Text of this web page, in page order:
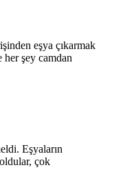
eşya çıkarmak
her şey camdan
Eşyaların
çok